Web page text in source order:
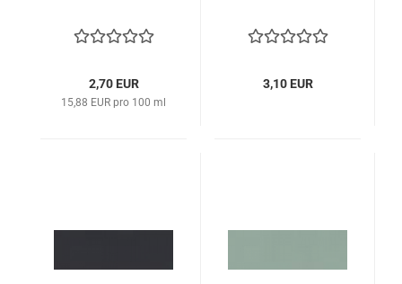
2,70 EUR
15,88 EUR pro 100 ml
3,10 EUR